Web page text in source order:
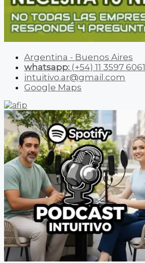
Argentina - Buenos Aires
whatsapp: (+54) 11 3597 6061
intuitivo.ar@gmail.com
Google Maps